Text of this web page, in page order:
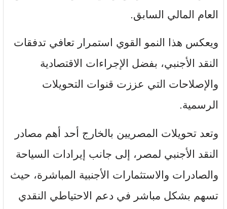
العام المالي السابق.
ويعكس هذا النمو القوي استمرار تعافي تدفقات
النقد الأجنبي، بفضل الإجراءات الاقتصادية
والإصلاحات التي عززت قنوات التحويلات
الرسمية.
وتعد تحويلات المصريين بالخارج أحد أهم مصادر
النقد الأجنبي لمصر، إلى جانب إيرادات السياحة
والصادرات والاستثمارات الأجنبية المباشرة، حيث
تسهم بشكل مباشر في دعم الاحتياطي النقدي